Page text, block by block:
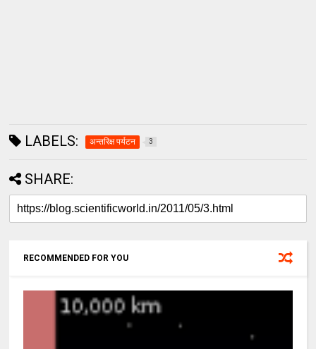
LABELS: अन्तरिक्ष पर्यटन 3
SHARE:
RECOMMENDED FOR YOU